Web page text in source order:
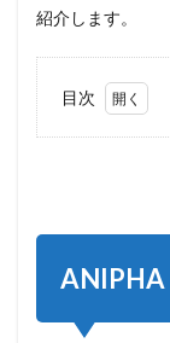
紹介します。
目次
2
ニファ）の
ANIPHA